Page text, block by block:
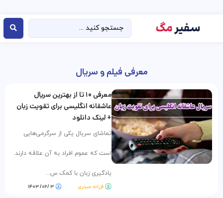
معرفی فیلم و سریال
معرفی ۱۰ تا از بهترین سریال
عاشقانه انگلیسی برای تقویت زبان
+ لینک دانلود
تماشای سریال یکی از سرگرمی‌هایی
است که عموم افراد به آن علاقه دارند.
یادگیری زبان با کمک س...
فرزانه حیدری ۳ /۰۶/ ۱۴۰۳